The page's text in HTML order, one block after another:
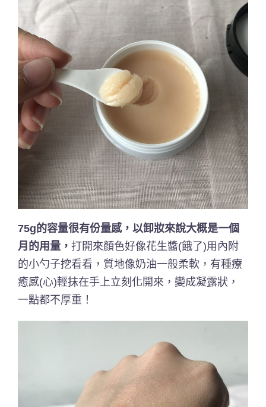
75g的容量很有份量感，以卸妝來說大概是一個
月的用量， 打開來顏色好像花生醬(餓了)用內附
的小勺子挖看看，質地像奶油一般柔軟，有種療
癒感(心)輕抹在手上立刻化開來，變成凝露狀，
一點都不厚重！